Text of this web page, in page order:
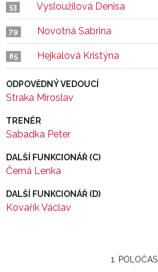
53 Vysloužilová Denisa
79 Novotná Sabrina
85 Hejkalová Kristýna
ODPOVĚDNÝ VEDOUCÍ
Straka Miroslav
TRENÉR
Sabadka Peter
DALŠÍ FUNKCIONÁŘ (C)
Černá Lenka
DALŠÍ FUNKCIONÁŘ (D)
Kovařík Václav
1. POLOČAS